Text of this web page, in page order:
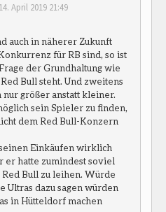
14. April 2019 21:49
auch in näherer Zukunft
für RB sind, so ist
der Grundhaltung wie
Bull steht. Und zweitens
größer anstatt kleiner.
sein Spieler zu finden,
dem Red Bull-Konzern
Einkäufen wirklich
er hatte zumindest soviel
Bull zu leihen. Würde
Ultras dazu sagen würden
in Hütteldorf machen